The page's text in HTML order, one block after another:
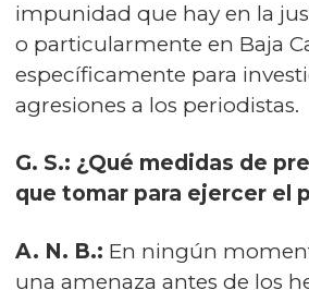
impunidad que hay en la
o particularmente en Baja
específicamente para
agresiones a los periodistas.
G. S.: ¿Qué medidas de
que tomar para ejercer el
A. N. B.: En ningún
una amenaza antes de los